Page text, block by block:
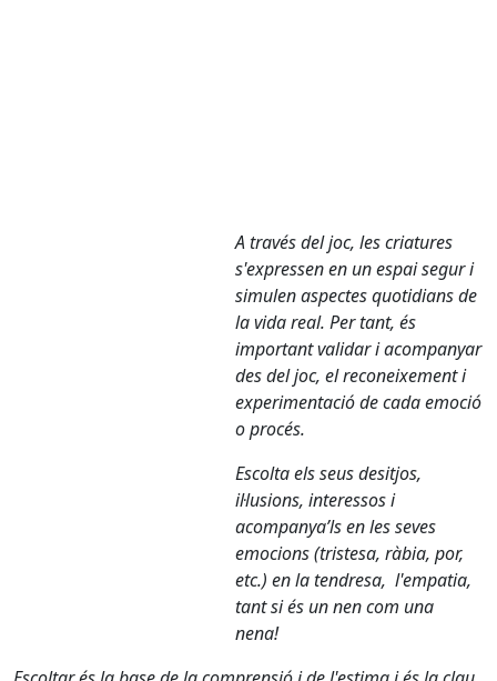
A través del joc, les criatures
s'expressen en un espai segur i
simulen aspectes quotidians de
la vida real. Per tant, és
important validar i acompanyar
des del joc, el reconeixement i
experimentació de cada emoció
o procés.
Escolta els seus desitjos,
il·lusions, interessos i
acompanya’ls en les seves
emocions (tristesa, ràbia, por,
etc.) en la tendresa, l'empatia,
tant si és un nen com una
nena!